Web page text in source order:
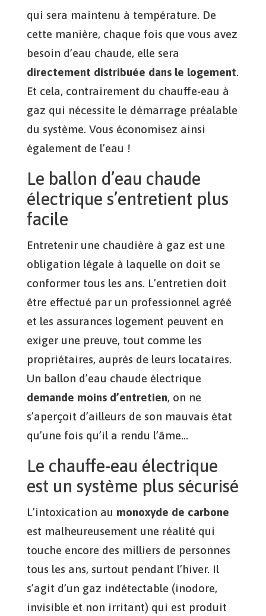
qui sera maintenu à température. De
cette manière, chaque fois que vous avez
besoin d’eau chaude, elle sera
directement distribuée dans le logement.
Et cela, contrairement du chauffe-eau à
gaz qui nécessite le démarrage préalable
du système. Vous économisez ainsi
également de l’eau !
Le ballon d’eau chaude
électrique s’entretient plus
facile
Entretenir une chaudière à gaz est une
obligation légale à laquelle on doit se
conformer tous les ans. L’entretien doit
être effectué par un professionnel agréé
et les assurances logement peuvent en
exiger une preuve, tout comme les
propriétaires, auprès de leurs locataires.
Un ballon d’eau chaude électrique
demande moins d’entretien, on ne
s’aperçoit d’ailleurs de son mauvais état
qu’une fois qu’il a rendu l’âme…
Le chauffe-eau électrique
est un système plus sécurisé
L’intoxication au monoxyde de carbone
est malheureusement une réalité qui
touche encore des milliers de personnes
tous les ans, surtout pendant l’hiver. Il
s’agit d’un gaz indétectable (inodore,
invisible et non irritant) qui est produit